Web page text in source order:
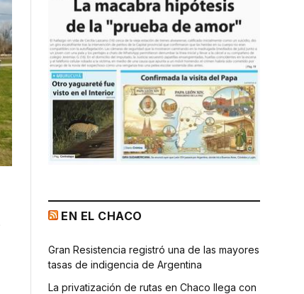
EN EL CHACO
Gran Resistencia registró una de las mayores
tasas de indigencia de Argentina
La privatización de rutas en Chaco llega con